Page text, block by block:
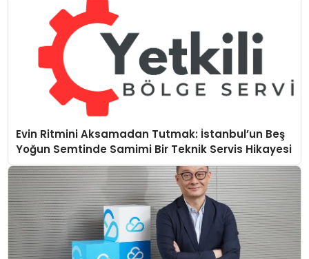
Evin Ritmini Aksamadan Tutmak: İstanbul’un Beş
Yoğun Semtinde Samimi Bir Teknik Servis Hikayesi